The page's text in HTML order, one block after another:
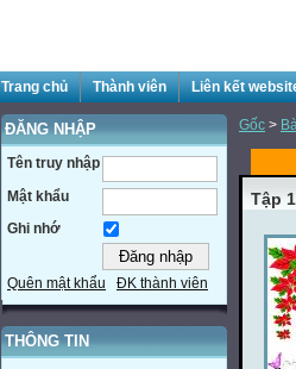
Trang chủ Thành viên Liên kết
ĐĂNG NHẬP
Tên truy nhập
Mật khẩu
Ghi nhớ
Quên mật khẩu ĐK thành viên
THÔNG TIN
Gốc >
Tập